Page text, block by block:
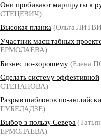
Они пробивают маршруты к
СТЕЦЕВИЧ)
Высокая планка (Ольга
Участник масштабных
ЕРМОЛАЕВА)
Бизнес по-хорошему (Елена
Сделать систему эффективной
СТЕПАНОВА)
Разрыв шаблонов по-английски
ГУБЕЛАДЗЕ)
Выбор в пользу Севера
ЕРМОЛАЕВА)